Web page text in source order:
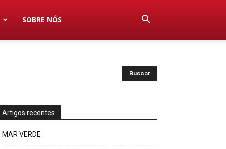
SOBRE NÓS
Artigos recentes
MAR VERDE